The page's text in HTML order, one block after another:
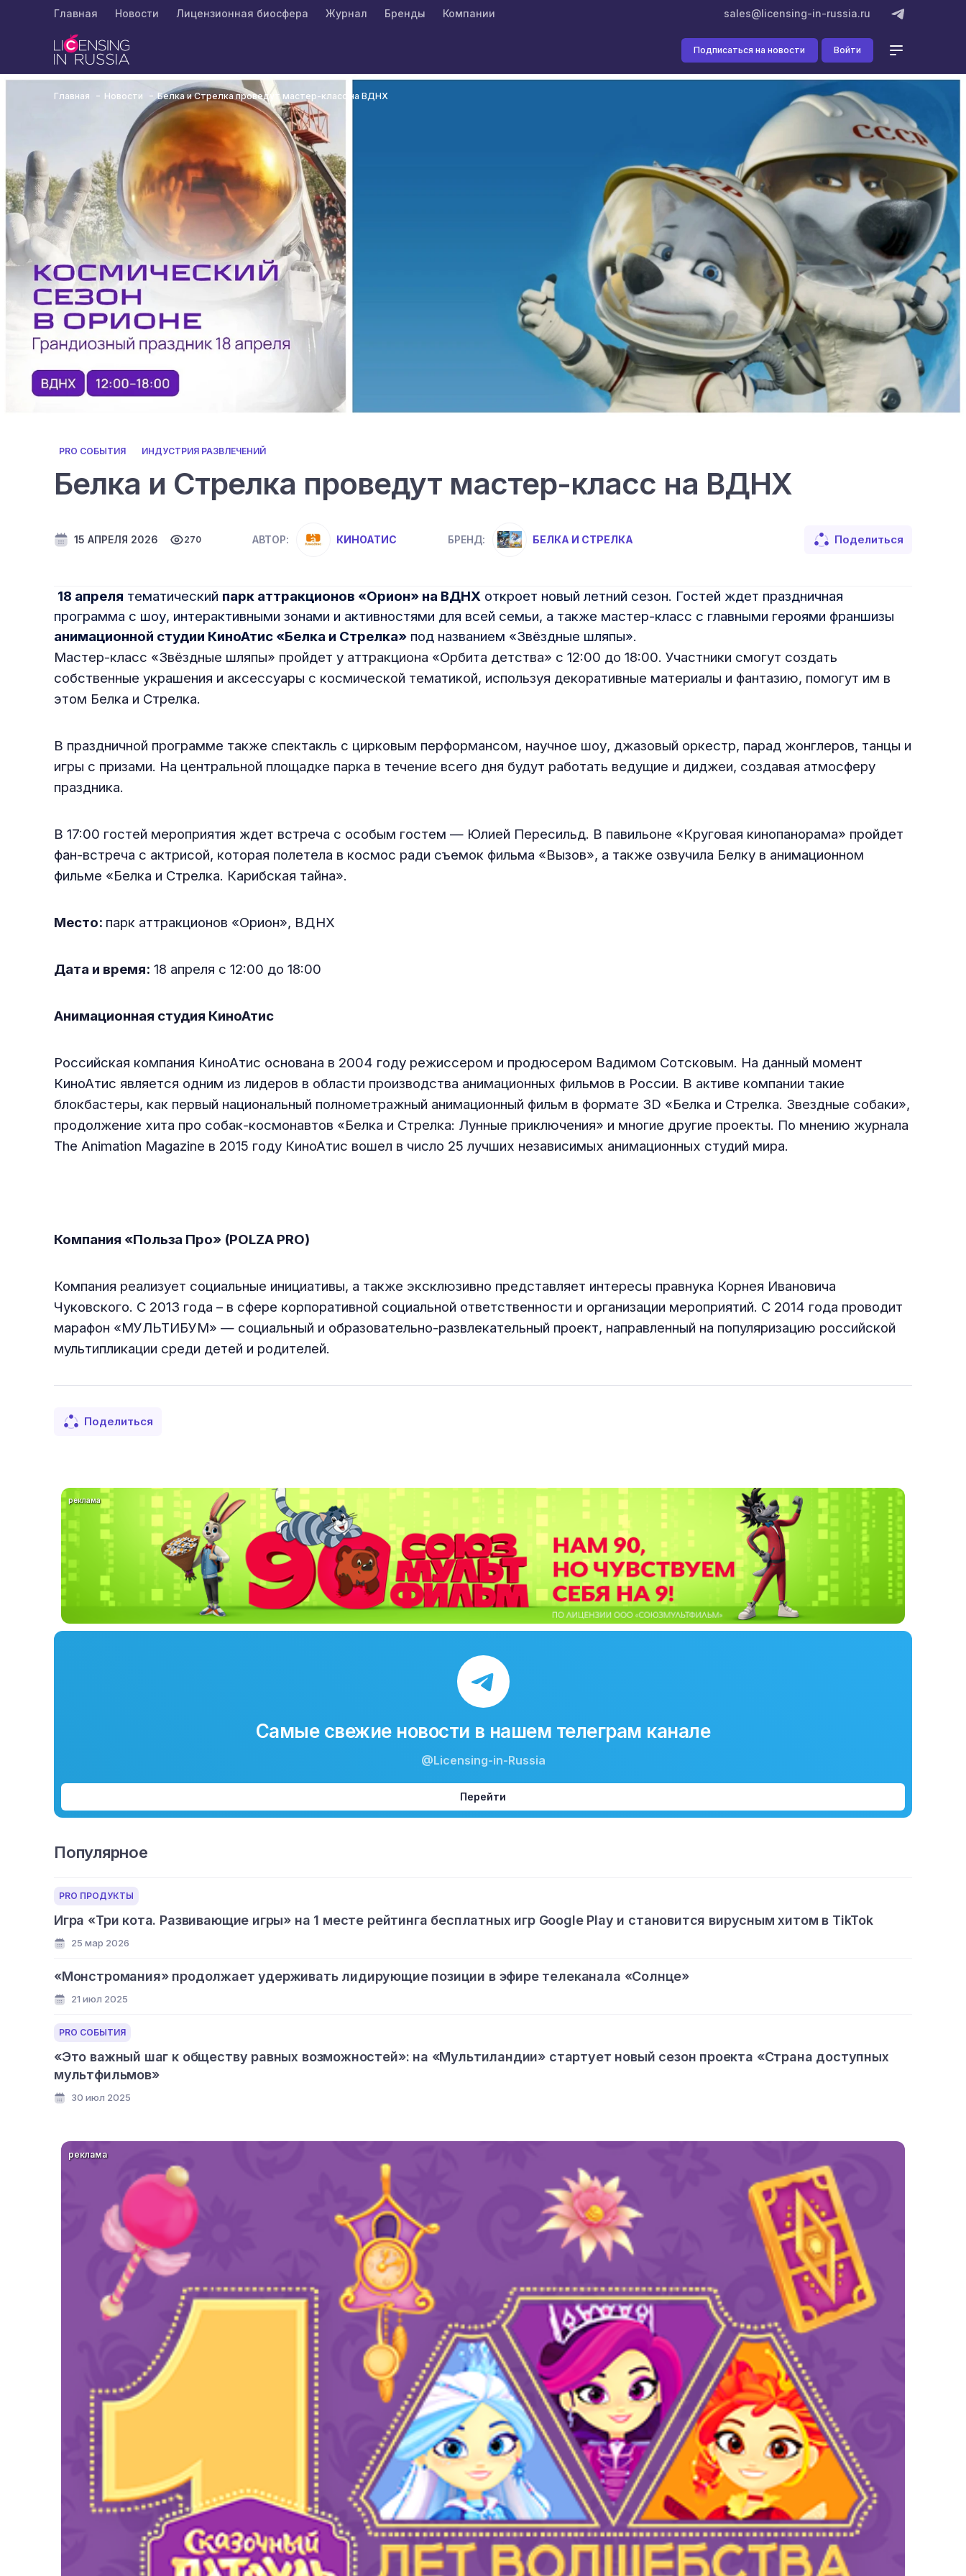
Главная Новости Лицензионная биосфера Журнал Бренды Компании sales@licensing-in-russia.ru
Подписаться на новости Войти
Главная Новости Белка и Стрелка проведут мастер-класс на ВДНХ
PRO СОБЫТИЯ ИНДУСТРИЯ РАЗВЛЕЧЕНИЙ
Белка и Стрелка проведут мастер-класс на ВДНХ
15 АПРЕЛЯ 2026 270 АВТОР: КИНОАТИС БРЕНД: БЕЛКА И СТРЕЛКА Поделиться
18 апреля тематический парк аттракционов «Орион» на ВДНХ откроет новый летний сезон. Гостей ждет праздничная
программа с шоу, интерактивными зонами и активностями для всей семьи, а также мастер-класс с главными героями франшизы
анимационной студии КиноАтис «Белка и Стрелка» под названием «Звёздные шляпы».
Мастер-класс «Звёздные шляпы» пройдет у аттракциона «Орбита детства» с 12:00 до 18:00. Участники смогут создать
собственные украшения и аксессуары с космической тематикой, используя декоративные материалы и фантазию, помогут им в
этом Белка и Стрелка.
В праздничной программе также спектакль с цирковым перформансом, научное шоу, джазовый оркестр, парад жонглеров, танцы и
игры с призами. На центральной площадке парка в течение всего дня будут работать ведущие и диджеи, создавая атмосферу
праздника.
В 17:00 гостей мероприятия ждет встреча с особым гостем — Юлией Пересильд. В павильоне «Круговая кинопанорама» пройдет
фан-встреча с актрисой, которая полетела в космос ради съемок фильма «Вызов», а также озвучила Белку в анимационном
фильме «Белка и Стрелка. Карибская тайна».
Место: парк аттракционов «Орион», ВДНХ
Дата и время: 18 апреля с 12:00 до 18:00
Анимационная студия КиноАтис
Российская компания КиноАтис основана в 2004 году режиссером и продюсером Вадимом Сотсковым. На данный момент
КиноАтис является одним из лидеров в области производства анимационных фильмов в России. В активе компании такие
блокбастеры, как первый национальный полнометражный анимационный фильм в формате 3D «Белка и Стрелка. Звездные собаки»,
продолжение хита про собак-космонавтов «Белка и Стрелка: Лунные приключения» и многие другие проекты. По мнению журнала
The Animation Magazine в 2015 году КиноАтис вошел в число 25 лучших независимых анимационных студий мира.
Компания «Польза Про» (POLZA PRO)
Компания реализует социальные инициативы, а также эксклюзивно представляет интересы правнука Корнея Ивановича
Чуковского. С 2013 года – в сфере корпоративной социальной ответственности и организации мероприятий. С 2014 года проводит
марафон «МУЛЬТИБУМ» — социальный и образовательно-развлекательный проект, направленный на популяризацию российской
мультипликации среди детей и родителей.
Поделиться
реклама
Самые свежие новости в нашем телеграм канале
@Licensing-in-Russia
Перейти
Популярное
PRO ПРОДУКТЫ
Игра «Три кота. Развивающие игры» на 1 месте рейтинга бесплатных игр Google Play и становится вирусным хитом в TikTok
25 мар 2026
«Монстромания» продолжает удерживать лидирующие позиции в эфире телеканала «Солнце»
21 июл 2025
PRO СОБЫТИЯ
«Это важный шаг к обществу равных возможностей»: на «Мультиландии» стартует новый сезон проекта «Страна доступных
мультфильмов»
30 июл 2025
реклама